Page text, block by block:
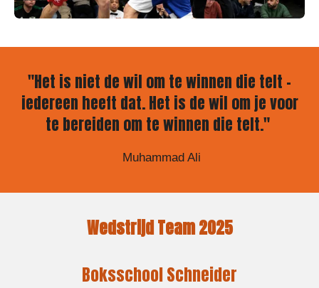
"Het is niet de wil om te winnen die telt –
iedereen heeft dat. Het is de wil om je voor
te bereiden om te winnen die telt."
Muhammad Ali
Wedstrijd Team 2025
Boksschool Schneider